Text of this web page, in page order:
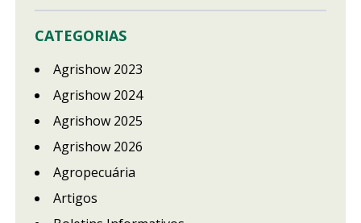
CATEGORIAS
Agrishow 2023
Agrishow 2024
Agrishow 2025
Agrishow 2026
Agropecuária
Artigos